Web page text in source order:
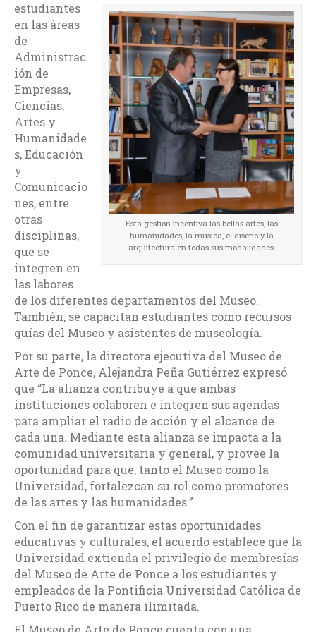
Esta gestión incentiva las bellas artes, las
humanidades, la música, el diseño y la
arquitectura en todas sus modalidades.
estudiantes
en las áreas
de
Administrac
ión de
Empresas,
Ciencias,
Artes y
Humanidade
s, Educación
y
Comunicacio
nes, entre
otras
disciplinas,
que se
integren en
las labores
de los diferentes departamentos del Museo.
También, se capacitan estudiantes como recursos
guías del Museo y asistentes de museología.
Por su parte, la directora ejecutiva del Museo de
Arte de Ponce, Alejandra Peña Gutiérrez expresó
que “La alianza contribuye a que ambas
instituciones colaboren e integren sus agendas
para ampliar el radio de acción y el alcance de
cada una. Mediante esta alianza se impacta a la
comunidad universitaria y general, y provee la
oportunidad para que, tanto el Museo como la
Universidad, fortalezcan su rol como promotores
de las artes y las humanidades.”
Con el fin de garantizar estas oportunidades
educativas y culturales, el acuerdo establece que la
Universidad extienda el privilegio de membresías
del Museo de Arte de Ponce a los estudiantes y
empleados de la Pontificia Universidad Católica de
Puerto Rico de manera ilimitada.